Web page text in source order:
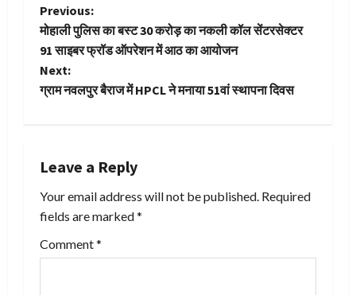
P
o
s
v
i
Previous:
मोहाली पुलिस का बस्ट ₹30 करोड़ का नकली कॉल सेंटरसेक्टर
91 साइबर फ्रॉड ऑपरेशन में आठ का आयोजन
Next:
ग्राम नवलपुर बैराज में HPCL ने मनाया 51वां स्थापना दिवस
Leave a Reply
Your email address will not be published. Required
fields are marked*
Comment*